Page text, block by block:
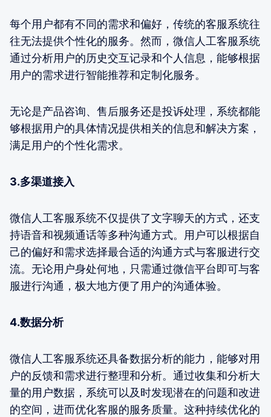
每个用户都有不同的需求和偏好，传统的客服系统往
往无法提供个性化的服务。然而，微信人工客服系统
通过分析用户的历史交互记录和个人信息，能够根据
用户的需求进行智能推荐和定制化服务。
无论是产品咨询、售后服务还是投诉处理，系统都能
够根据用户的具体情况提供相关的信息和解决方案，
满足用户的个性化需求。
3.多渠道接入
微信人工客服系统不仅提供了文字聊天的方式，还支
持语音和视频通话等多种沟通方式。用户可以根据自
己的偏好和需求选择最合适的沟通方式与客服进行交
流。无论用户身处何地，只需通过微信平台即可与客
服进行沟通，极大地方便了用户的沟通体验。
4.数据分析
微信人工客服系统还具备数据分析的能力，能够对用
户的反馈和需求进行整理和分析。通过收集和分析大
量的用户数据，系统可以及时发现潜在的问题和改进
的空间，进而优化客服的服务质量。这种持续优化的